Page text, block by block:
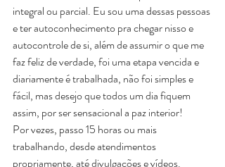
integral ou parcial. Eu sou uma dessas pessoas
e ter autoconhecimento pra chegar nisso e
autocontrole de si, além de assumir o que me
faz feliz de verdade, foi uma etapa vencida e
diariamente é trabalhada, não foi simples e
fácil, mas desejo que todos um dia fiquem
assim, por ser sensacional a paz interior!
Por vezes, passo 15 horas ou mais
trabalhando, desde atendimentos
propriamente, até divulgações e vídeos.